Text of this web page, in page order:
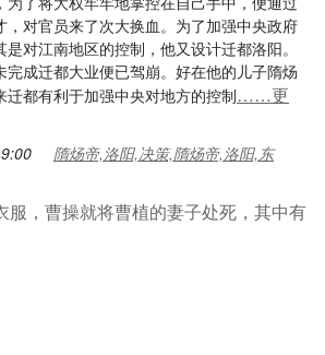
，对官员来了次大换血。为了加强中央政府
对江南地区的控制，他又设计迁都洛阳。
完成迁都大业便已驾崩。好在他的儿子隋炀
迁都有利于加强中央对地方的控制……更
隋炀帝,洛阳,决策,隋炀帝,洛阳,东